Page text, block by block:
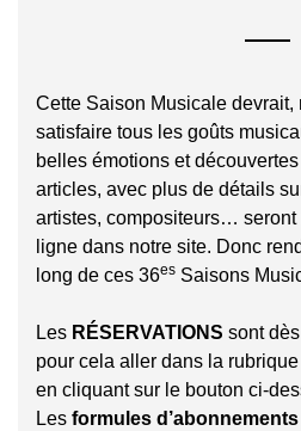
Cette Saison Musicale devrait,
satisfaire tous les goûts
belles émotions et
articles, avec plus de détails
artistes, compositeurs… seront
ligne dans notre site. Donc
long de ces 36es Saisons
Les RÉSERVATIONS sont
pour cela aller dans la rubrique
en cliquant sur le bouton ci-
Les formules d’abonnements